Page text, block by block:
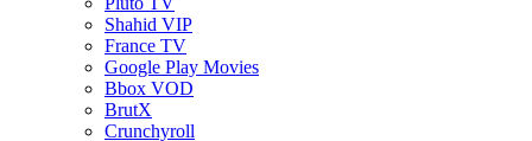
Shahid VIP
France TV
Google Play Movies
Bbox VOD
BrutX
Crunchyroll